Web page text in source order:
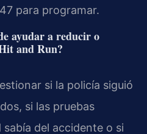
para programar.
ayudar a reducir o
and Run?
si la policía siguió
si las pruebas
del accidente o si